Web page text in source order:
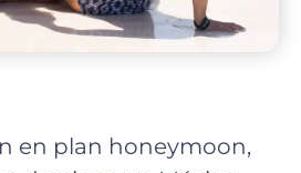
en plan honeymoon,